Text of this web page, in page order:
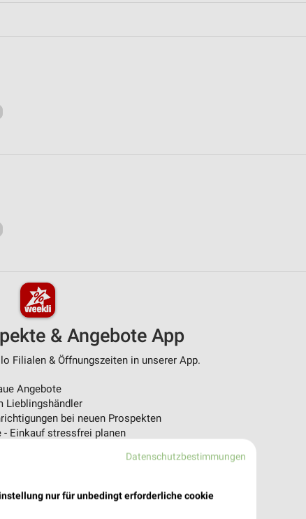
& Angebote App
Filialen & Öffnungszeiten in unserer App.
Angebote
Lieblingshändler
bei neuen Prospekten
- Einkauf stressfrei planen
App jetzt laden oder QR-Code scannen.
Datenschutzbestimmungen
nur für unbedingt erforderliche cookie